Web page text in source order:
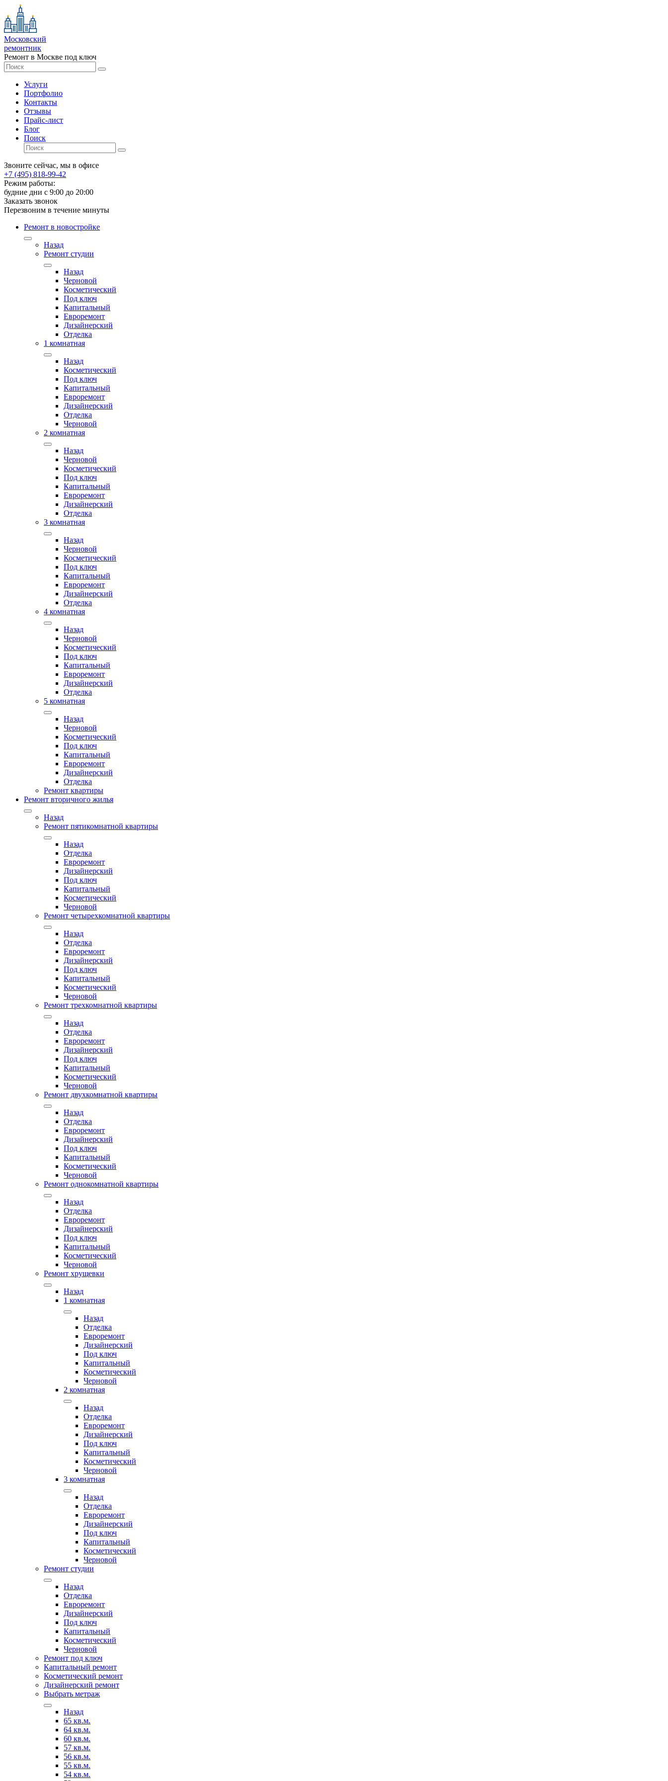
Московский
ремонтник
Ремонт в Москве под ключ
Услуги
Портфолио
Контакты
Отзывы
Прайс-лист
Блог
Поиск
Звоните сейчас, мы в офисе
+7 (495) 818-99-42
Режим работы:
будние дни с 9:00 до 20:00
Заказать звонок
Перезвоним в течение минуты
Ремонт в новостройке
Назад
Ремонт студии
Назад
Черновой
Косметический
Под ключ
Капитальный
Евроремонт
Дизайнерский
Отделка
1 комнатная
Назад
Косметический
Под ключ
Капитальный
Евроремонт
Дизайнерский
Отделка
Черновой
2 комнатная
Назад
Черновой
Косметический
Под ключ
Капитальный
Евроремонт
Дизайнерский
Отделка
3 комнатная
Назад
Черновой
Косметический
Под ключ
Капитальный
Евроремонт
Дизайнерский
Отделка
4 комнатная
Назад
Черновой
Косметический
Под ключ
Капитальный
Евроремонт
Дизайнерский
Отделка
5 комнатная
Назад
Черновой
Косметический
Под ключ
Капитальный
Евроремонт
Дизайнерский
Отделка
Ремонт квартиры
Ремонт вторичного жилья
Назад
Ремонт пятикомнатной квартиры
Назад
Отделка
Евроремонт
Дизайнерский
Под ключ
Капитальный
Косметический
Черновой
Ремонт четырехкомнатной квартиры
Назад
Отделка
Евроремонт
Дизайнерский
Под ключ
Капитальный
Косметический
Черновой
Ремонт трехкомнатной квартиры
Назад
Отделка
Евроремонт
Дизайнерский
Под ключ
Капитальный
Косметический
Черновой
Ремонт двухкомнатной квартиры
Назад
Отделка
Евроремонт
Дизайнерский
Под ключ
Капитальный
Косметический
Черновой
Ремонт однокомнатной квартиры
Назад
Отделка
Евроремонт
Дизайнерский
Под ключ
Капитальный
Косметический
Черновой
Ремонт хрущевки
Назад
1 комнатная
Назад
Отделка
Евроремонт
Дизайнерский
Под ключ
Капитальный
Косметический
Черновой
2 комнатная
Назад
Отделка
Евроремонт
Дизайнерский
Под ключ
Капитальный
Косметический
Черновой
3 комнатная
Назад
Отделка
Евроремонт
Дизайнерский
Под ключ
Капитальный
Косметический
Черновой
Ремонт студии
Назад
Отделка
Евроремонт
Дизайнерский
Под ключ
Капитальный
Косметический
Черновой
Ремонт под ключ
Капитальный ремонт
Косметический ремонт
Дизайнерский ремонт
Выбрать метраж
Назад
65 кв.м.
64 кв.м.
60 кв.м.
57 кв.м.
56 кв.м.
55 кв.м.
54 кв.м.